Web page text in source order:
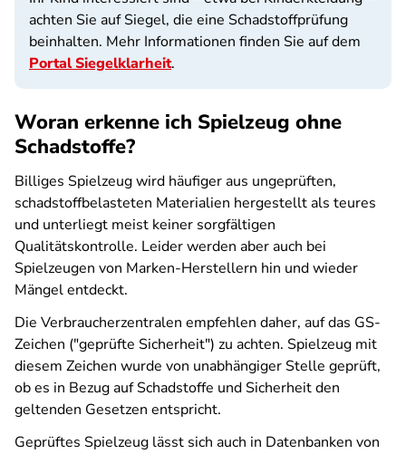
achten Sie auf Siegel, die eine Schadstoffprüfung
beinhalten. Mehr Informationen finden Sie auf dem
Portal Siegelklarheit.
Woran erkenne ich Spielzeug ohne
Schadstoffe?
Billiges Spielzeug wird häufiger aus ungeprüften,
schadstoffbelasteten Materialien hergestellt als teures
und unterliegt meist keiner sorgfältigen
Qualitätskontrolle. Leider werden aber auch bei
Spielzeugen von Marken-Herstellern hin und wieder
Mängel entdeckt.
Die Verbraucherzentralen empfehlen daher, auf das GS-
Zeichen ("geprüfte Sicherheit") zu achten. Spielzeug mit
diesem Zeichen wurde von unabhängiger Stelle geprüft,
ob es in Bezug auf Schadstoffe und Sicherheit den
geltenden Gesetzen entspricht.
Geprüftes Spielzeug lässt sich auch in Datenbanken von